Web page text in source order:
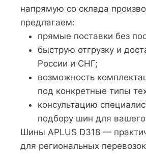
напрямую со склада
предлагаем:
прямые поставки без
быструю отгрузку и
России и СНГ;
возможность
под конкретные типы
консультацию
подбору шин для
Шины APLUS D318 —
для региональных